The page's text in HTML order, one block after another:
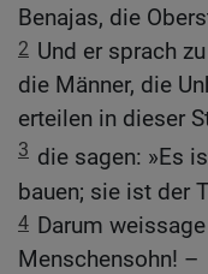
Benajas, die
2 Und er sprach
die Männer, die
erteilen in dieser
3 die sagen: »Es
bauen; sie ist der
4 Darum
Menschensohn! –